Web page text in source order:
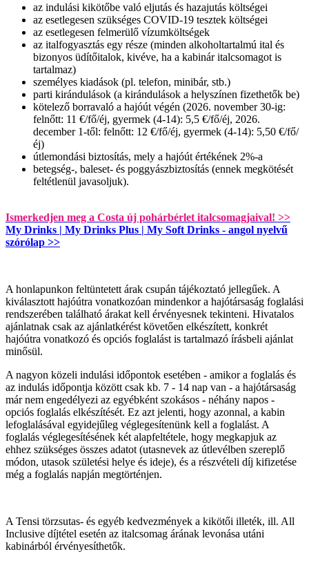
az indulási kikötőbe való eljutás és hazajutás költségei
az esetlegesen szükséges COVID-19 tesztek költségei
az esetlegesen felmerülő vízumköltségek
az italfogyasztás egy része (minden alkoholtartalmú ital és
bizonyos üdítőitalok, kivéve, ha a kabinár italcsomagot is
tartalmaz)
személyes kiadások (pl. telefon, minibár, stb.)
parti kirándulások (a kirándulások a helyszínen fizethetők be)
kötelező borravaló a hajóút végén (2026. november 30-ig:
felnőtt: 11 €/fő/éj, gyermek (4-14): 5,5 €/fő/éj, 2026.
december 1-től: felnőtt: 12 €/fő/éj, gyermek (4-14): 5,50 €/fő/
éj)
útlemondási biztosítás, mely a hajóút értékének 2%-a
betegség-, baleset- és poggyászbiztosítás (ennek megkötését
feltétlenül javasoljuk).
Ismerkedjen meg a Costa új pohárbérlet italcsomagjaival! >>
My Drinks | My Drinks Plus | My Soft Drinks - angol nyelvű
szórólap >>
A honlapunkon feltüntetett árak csupán tájékoztató jellegűek. A
kiválasztott hajóútra vonatkozóan mindenkor a hajótársaság foglalási
rendszerében található árakat kell érvényesnek tekinteni. Hivatalos
ajánlatnak csak az ajánlatkérést követően elkészített, konkrét
hajóútra vonatkozó és opciós foglalást is tartalmazó írásbeli ajánlat
minősül.
A nagyon közeli indulási időpontok esetében - amikor a foglalás és
az indulás időpontja között csak kb. 7 - 14 nap van - a hajótársaság
már nem engedélyezi az egyébként szokásos - néhány napos -
opciós foglalás elkészítését. Ez azt jelenti, hogy azonnal, a kabin
lefoglalásával egyidejűleg véglegesítenünk kell a foglalást. A
foglalás véglegesítésének két alapfeltétele, hogy megkapjuk az
ehhez szükséges összes adatot (utasnevek az útlevélben szereplő
módon, utasok születési helye és ideje), és a részvételi díj kifizetése
még a foglalás napján megtörténjen.
A Tensi törzsutas- és egyéb kedvezmények a kikötői illeték, ill. All
Inclusive díjtétel esetén az italcsomag árának levonása utáni
kabinárból érvényesíthetők.